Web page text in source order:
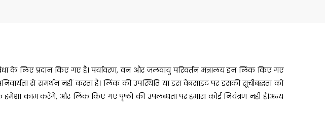
लिए प्रदान किए गए हैं। पर्यावरण, वन और जलवायु परिवर्तन मंत्रालय इन लिंक किए गए
से समर्थन नहीं करता है। लिंक की उपस्थिति या इस वेबसाइट पर इसकी सूचीबद्धता को
काम करेंगे, और लिंक किए गए पृष्ठों की उपलब्धता पर हमारा कोई नियंत्रण नहीं है।अन्य